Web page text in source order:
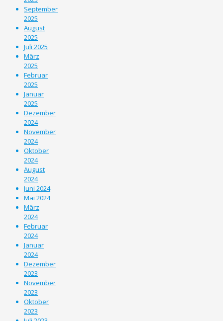
September
2025
August
2025
Juli 2025
März
2025
Februar
2025
Januar
2025
Dezember
2024
November
2024
Oktober
2024
August
2024
Juni 2024
Mai 2024
März
2024
Februar
2024
Januar
2024
Dezember
2023
November
2023
Oktober
2023